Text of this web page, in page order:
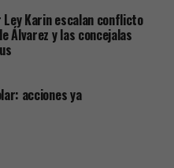
Ley Karin escalan conflicto
Álvarez y las concejalas
acciones ya